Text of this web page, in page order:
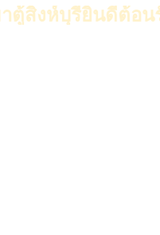
รียินดีต้อนรับค่ะ